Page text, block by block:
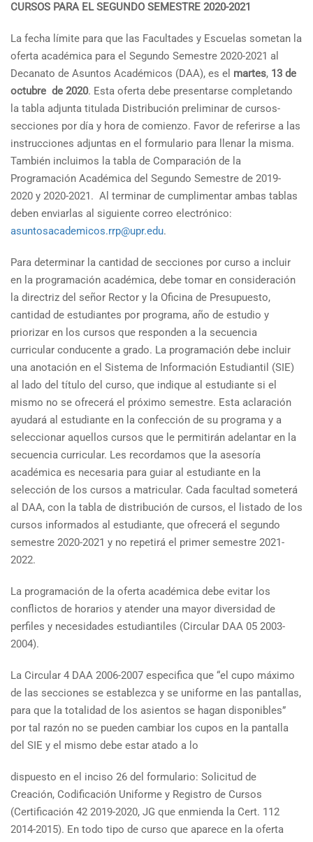
CURSOS PARA EL SEGUNDO SEMESTRE 2020-2021
La fecha límite para que las Facultades y Escuelas sometan la
oferta académica para el Segundo Semestre 2020-2021 al
Decanato de Asuntos Académicos (DAA), es el martes, 13 de
octubre de 2020. Esta oferta debe presentarse completando
la tabla adjunta titulada Distribución preliminar de cursos-
secciones por día y hora de comienzo. Favor de referirse a las
instrucciones adjuntas en el formulario para llenar la misma.
También incluimos la tabla de Comparación de la
Programación Académica del Segundo Semestre de 2019-
2020 y 2020-2021. Al terminar de cumplimentar ambas tablas
deben enviarlas al siguiente correo electrónico:
asuntosacademicos.rrp@upr.edu.
Para determinar la cantidad de secciones por curso a incluir
en la programación académica, debe tomar en consideración
la directriz del señor Rector y la Oficina de Presupuesto,
cantidad de estudiantes por programa, año de estudio y
priorizar en los cursos que responden a la secuencia
curricular conducente a grado. La programación debe incluir
una anotación en el Sistema de Información Estudiantil (SIE)
al lado del título del curso, que indique al estudiante si el
mismo no se ofrecerá el próximo semestre. Esta aclaración
ayudará al estudiante en la confección de su programa y a
seleccionar aquellos cursos que le permitirán adelantar en la
secuencia curricular. Les recordamos que la asesoría
académica es necesaria para guiar al estudiante en la
selección de los cursos a matricular. Cada facultad someterá
al DAA, con la tabla de distribución de cursos, el listado de los
cursos informados al estudiante, que ofrecerá el segundo
semestre 2020-2021 y no repetirá el primer semestre 2021-
2022.
La programación de la oferta académica debe evitar los
conflictos de horarios y atender una mayor diversidad de
perfiles y necesidades estudiantiles (Circular DAA 05 2003-
2004).
La Circular 4 DAA 2006-2007 especifica que “el cupo máximo
de las secciones se establezca y se uniforme en las pantallas,
para que la totalidad de los asientos se hagan disponibles”
por tal razón no se pueden cambiar los cupos en la pantalla
del SIE y el mismo debe estar atado a lo
dispuesto en el inciso 26 del formulario: Solicitud de
Creación, Codificación Uniforme y Registro de Cursos
(Certificación 42 2019-2020, JG que enmienda la Cert. 112
2014-2015). En todo tipo de curso que aparece en la oferta